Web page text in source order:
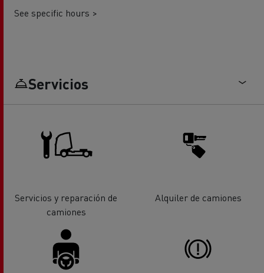
See specific hours >
Servicios
Servicios y reparación de
camiones
Alquiler de camiones